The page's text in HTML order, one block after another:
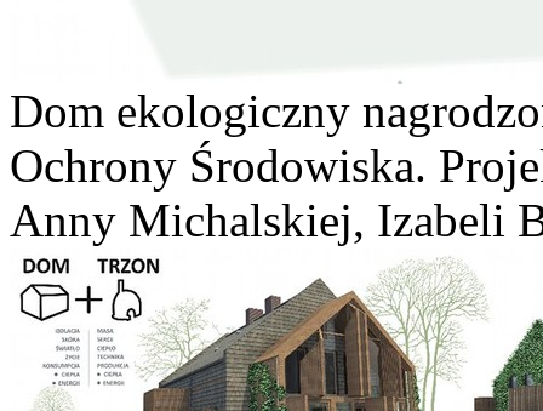
Dom ekologiczny
Ochrony Środowiska.
Anny Michalskiej, Izabeli